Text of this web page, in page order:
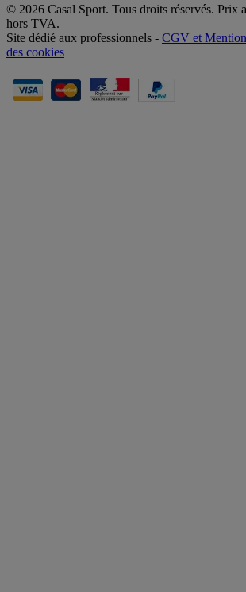
© 2026 Casal Sport. Tous droits réservés. Prix
hors TVA.
Site dédié aux professionnels - CGV et
des cookies